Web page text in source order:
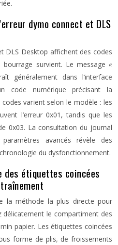
dymo connect et DLS
DLS Desktop affichent des codes
bourrage survient. Le message «
généralement dans l’interface
code numérique précisant la
varient selon le modèle : les
l’erreur 0x01, tandis que les
0x03. La consultation du journal
avancés révèle des
du dysfonctionnement.
des étiquettes coincées
la méthode la plus directe pour
délicatement le compartiment des
papier. Les étiquettes coincées
forme de plis, de froissements